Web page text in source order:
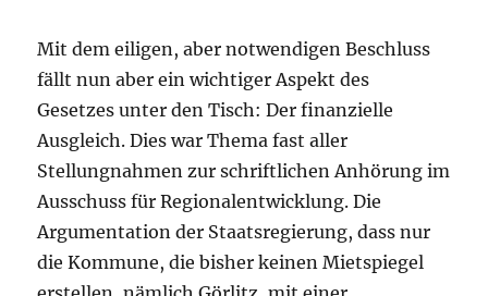
Mit dem eiligen, aber notwendigen Beschluss
fällt nun aber ein wichtiger Aspekt des
Gesetzes unter den Tisch: Der finanzielle
Ausgleich. Dies war Thema fast aller
Stellungnahmen zur schriftlichen Anhörung im
Ausschuss für Regionalentwicklung. Die
Argumentation der Staatsregierung, dass nur
die Kommune, die bisher keinen Mietspiegel